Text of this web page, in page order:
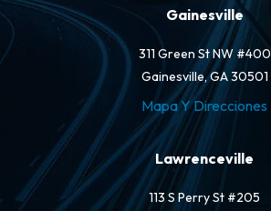
Gainesville
311 Green St NW #400
Gainesville, GA 30501
Mapa Y Direcciones
Lawrenceville
113 S Perry St #205